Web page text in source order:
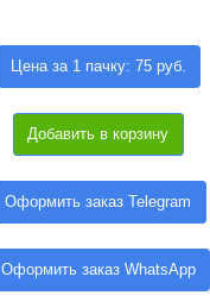
Цена за 1 пачку: 75 руб.
Добавить в корзину
Оформить заказ Telegram
Оформить заказ WhatsApp